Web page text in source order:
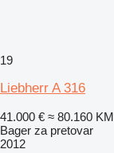
19
Liebherr A 316
41.000 € ≈ 80.160 KM
Bager za pretovar
2012